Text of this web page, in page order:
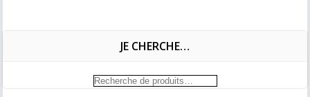
JE CHERCHE…
Recherche